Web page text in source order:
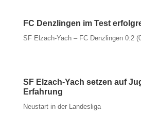
FC Denzlingen im Test
SF Elzach-Yach – FC Denzlingen 0:2
SF Elzach-Yach setzen auf
Erfahrung
Neustart in der Landesliga